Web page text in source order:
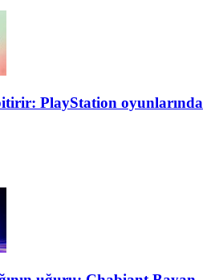
PlayStation oyunlarında